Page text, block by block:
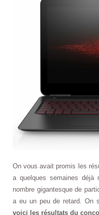
On vous avait promis les
a quelques semaines
nombre gigantesque de
a eu un peu de retard. On
voici les résultats du